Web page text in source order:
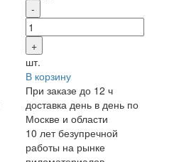
шт.
В корзину
При заказе до 12 ч
доставка день в день по
Москве и области
10 лет безупречной
работы на рынке